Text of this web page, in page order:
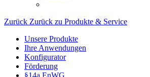
Zurück Zurück zu Produkte & Service
Unsere Produkte
Ihre Anwendungen
Konfigurator
Förderung
§14a EnWG